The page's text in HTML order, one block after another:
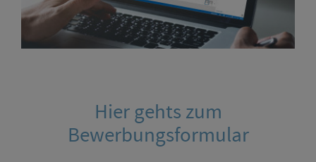
Hier gehts zum
Bewerbungsformular